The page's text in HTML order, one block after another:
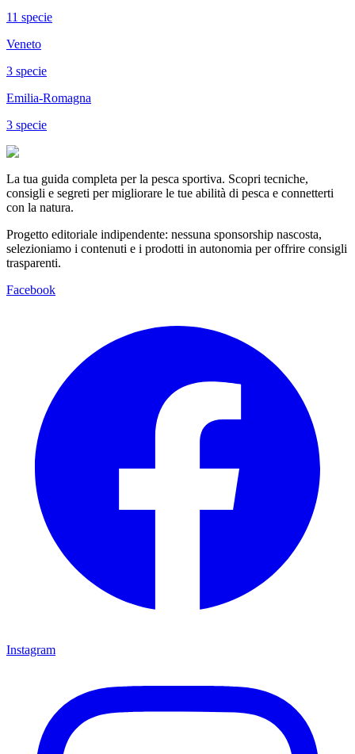
11 specie
Veneto
3 specie
Emilia-Romagna
3 specie
La tua guida completa per la pesca sportiva. Scopri tecniche,
consigli e segreti per migliorare le tue abilità di pesca e connetterti
con la natura.
Progetto editoriale indipendente: nessuna sponsorship nascosta,
selezioniamo i contenuti e i prodotti in autonomia per offrire consigli
trasparenti.
Facebook
Instagram